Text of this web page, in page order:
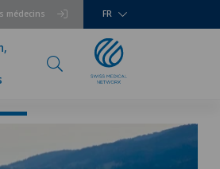
médecins FR